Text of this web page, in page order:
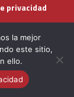
privacidad
la mejor
este sitio,
ello.